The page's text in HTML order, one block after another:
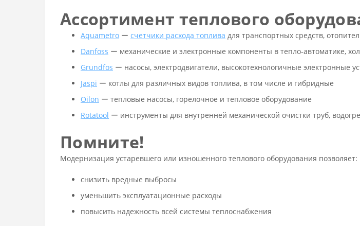
Ассортимент теплового
Aquametro ー счетчики расхода топлива для транспортных средств,
Danfoss ー механические и электронные компоненты в тепло-автоматике,
Grundfos ー насосы, электродвигатели, высокотехнологичные электронные
Jaspi ー котлы для различных видов топлива, в том числе и гибридные
Oilon ー тепловые насосы, горелочное и тепловое оборудование
Rotatool ー инструменты для внутренней механической очистки труб,
Помните!
Модернизация устаревшего или изношенного теплового оборудования позволяет:
снизить вредные выбросы
уменьшить эксплуатационные расходы
повысить надежность всей системы теплоснабжения